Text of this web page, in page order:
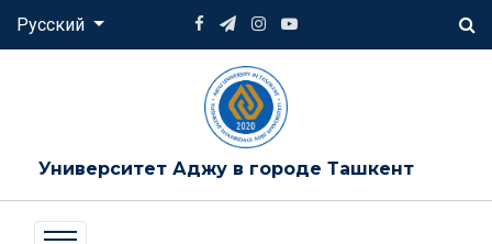
Русский
Университет Аджу в городе Ташкент